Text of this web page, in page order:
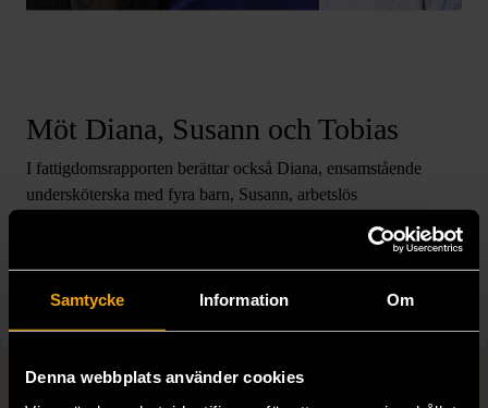
Samtycke Information Om
Denna webbplats använder cookies
Möt Diana, Susann och Tobias
I fattigdomsrapporten berättar också Diana, ensamstående
undersköterska med fyra barn, Susann, arbetslös
arbetstränar, om sina liv. Hur de, trots att de alla har arbete eller
arbetslivserfarenhet, ändå behöver stöd från Stadsmissionen för
att klara ekonomin.